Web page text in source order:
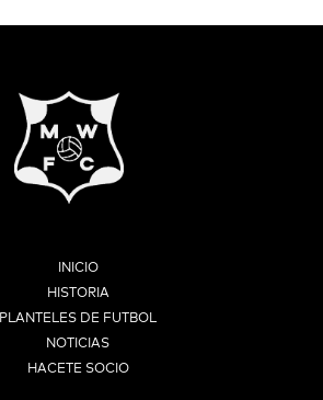
INICIO
HISTORIA
PLANTELES DE FUTBOL
NOTICIAS
HACETE SOCIO